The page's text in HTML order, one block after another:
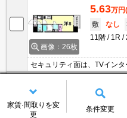
画像：26枚
5.63万円
敷
なし
11階
1R
セキュリティ面は、TVイン
いるので安全面でも優れてお
ックスなど豊富なので、衣類
風通しが良い物件で快適な生
情報更新日
残り6
家賃·間取りを変
更
条件変更